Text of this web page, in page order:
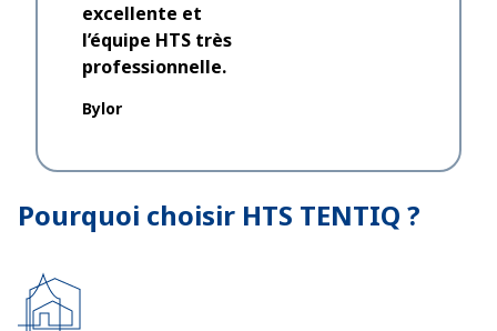
excellente et
l’équipe HTS très
professionnelle.
Bylor
Pourquoi choisir HTS TENTIQ ?